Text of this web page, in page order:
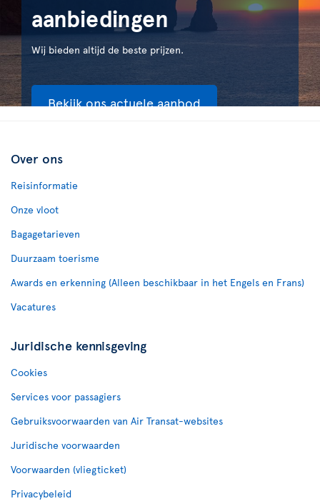
aanbiedingen
Wij bieden altijd de beste prijzen.
Bekijk ons actuele aanbod
Over ons
Reisinformatie
Onze vloot
Bagagetarieven
Duurzaam toerisme
Awards en erkenning (Alleen beschikbaar in het Engels en Frans)
Vacatures
Juridische kennisgeving
Cookies
Services voor passagiers
Gebruiksvoorwaarden van Air Transat-websites
Juridische voorwaarden
Voorwaarden (vliegticket)
Privacybeleid